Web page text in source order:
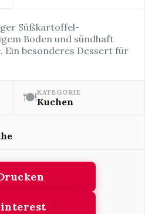
Süßkartoffel-
Boden und sündhaft
Ein besonderes Dessert für
🍽KATEGORIE
Kuchen